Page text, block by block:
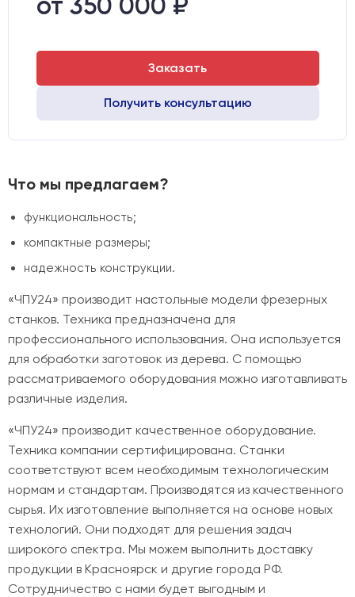
Двигатели:
Заказать
Получить консультацию
Что мы предлагаем?
функциональность;
компактные размеры;
надежность конструкции.
«ЧПУ24» производит настольные модели фрезерных
станков. Техника предназначена для
профессионального использования. Она используется
для обработки заготовок из дерева. С помощью
рассматриваемого оборудования можно изготавливать
различные изделия.
«ЧПУ24» производит качественное оборудование.
Техника компании сертифицирована. Станки
соответствуют всем необходимым технологическим
нормам и стандартам. Производятся из качественного
сырья. Их изготовление выполняется на основе новых
технологий. Они подходят для решения задач
широкого спектра. Мы можем выполнить доставку
продукции в Красноярск и другие города РФ.
Сотрудничество с нами будет выгодным и